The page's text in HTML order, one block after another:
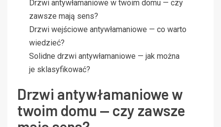
Drzwi antywłamaniowe w twoim domu — czy
zawsze mają sens?
Drzwi wejściowe antywłamaniowe — co warto
wiedzieć?
Solidne drzwi antywłamaniowe — jak można
je sklasyfikować?
Drzwi antywłamaniowe w
twoim domu — czy zawsze